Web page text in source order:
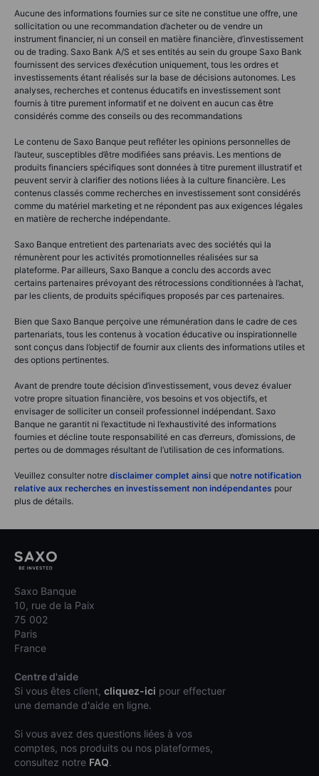
Aucune des informations fournies sur ce site ne constitue une offre, une
sollicitation ou une recommandation d’acheter ou de vendre un
instrument financier, ni un conseil en matière financière, d’investissement
ou de trading. Saxo Bank A/S et ses entités au sein du groupe Saxo Bank
fournissent des services d’exécution uniquement, tous les ordres et
investissements étant réalisés sur la base de décisions autonomes. Les
analyses, recherches et contenus éducatifs en investissement sont
fournis à titre purement informatif et ne doivent en aucun cas être
considérés comme des conseils ou des recommandations
Le contenu de Saxo Banque peut refléter les opinions personnelles de
l’auteur, susceptibles d’être modifiées sans préavis. Les mentions de
produits financiers spécifiques sont données à titre purement illustratif et
peuvent servir à clarifier des notions liées à la culture financière. Les
contenus classés comme recherches en investissement sont considérés
comme du matériel marketing et ne répondent pas aux exigences légales
en matière de recherche indépendante.
Saxo Banque entretient des partenariats avec des sociétés qui la
rémunèrent pour les activités promotionnelles réalisées sur sa
plateforme. Par ailleurs, Saxo Banque a conclu des accords avec
certains partenaires prévoyant des rétrocessions conditionnées à l’achat,
par les clients, de produits spécifiques proposés par ces partenaires.
Bien que Saxo Banque perçoive une rémunération dans le cadre de ces
partenariats, tous les contenus à vocation éducative ou inspirationnelle
sont conçus dans l’objectif de fournir aux clients des informations utiles et
des options pertinentes.
Avant de prendre toute décision d’investissement, vous devez évaluer
votre propre situation financière, vos besoins et vos objectifs, et
envisager de solliciter un conseil professionnel indépendant. Saxo
Banque ne garantit ni l’exactitude ni l’exhaustivité des informations
fournies et décline toute responsabilité en cas d’erreurs, d’omissions, de
pertes ou de dommages résultant de l’utilisation de ces informations.
Veuillez consulter notre disclaimer complet ainsi que notre notification
relative aux recherches en investissement non indépendantes pour
plus de détails.
Saxo Banque
10, rue de la Paix
75 002
Paris
France
Centre d'aide
Si vous êtes client, cliquez-ici pour effectuer
une demande d'aide en ligne.
Si vous avez des questions liées à vos
comptes, nos produits ou nos plateformes,
consultez notre FAQ.